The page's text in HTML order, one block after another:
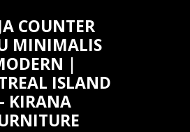
COUNTER
MINIMALIS
|
ISLAND
KIRANA